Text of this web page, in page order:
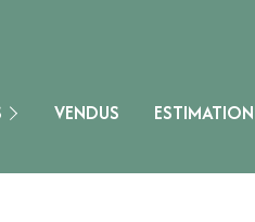
VENDUS ESTIMATION